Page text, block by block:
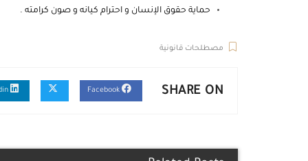
حماية حقوق الإنسان و احترام كيانه و صون كرامته .
مصطلحات قانونية
SHARE ON